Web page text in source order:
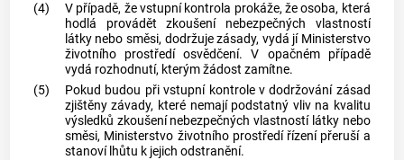
(4)
V případě, že vstupní kontrola prokáže, že osoba, která
hodlá provádět zkoušení nebezpečných vlastností
látky nebo směsi, dodržuje zásady, vydá jí Ministerstvo
životního prostředí osvědčení. V opačném případě
vydá rozhodnutí, kterým žádost zamítne.
(5)
Pokud budou při vstupní kontrole v dodržování zásad
zjištěny závady, které nemají podstatný vliv na kvalitu
výsledků zkoušení nebezpečných vlastností látky nebo
směsi, Ministerstvo životního prostředí řízení přeruší a
stanoví lhůtu k jejich odstranění.